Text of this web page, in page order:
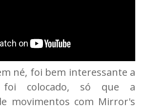
né, foi bem interessante a
colocado, só que a
movimentos com Mirror's